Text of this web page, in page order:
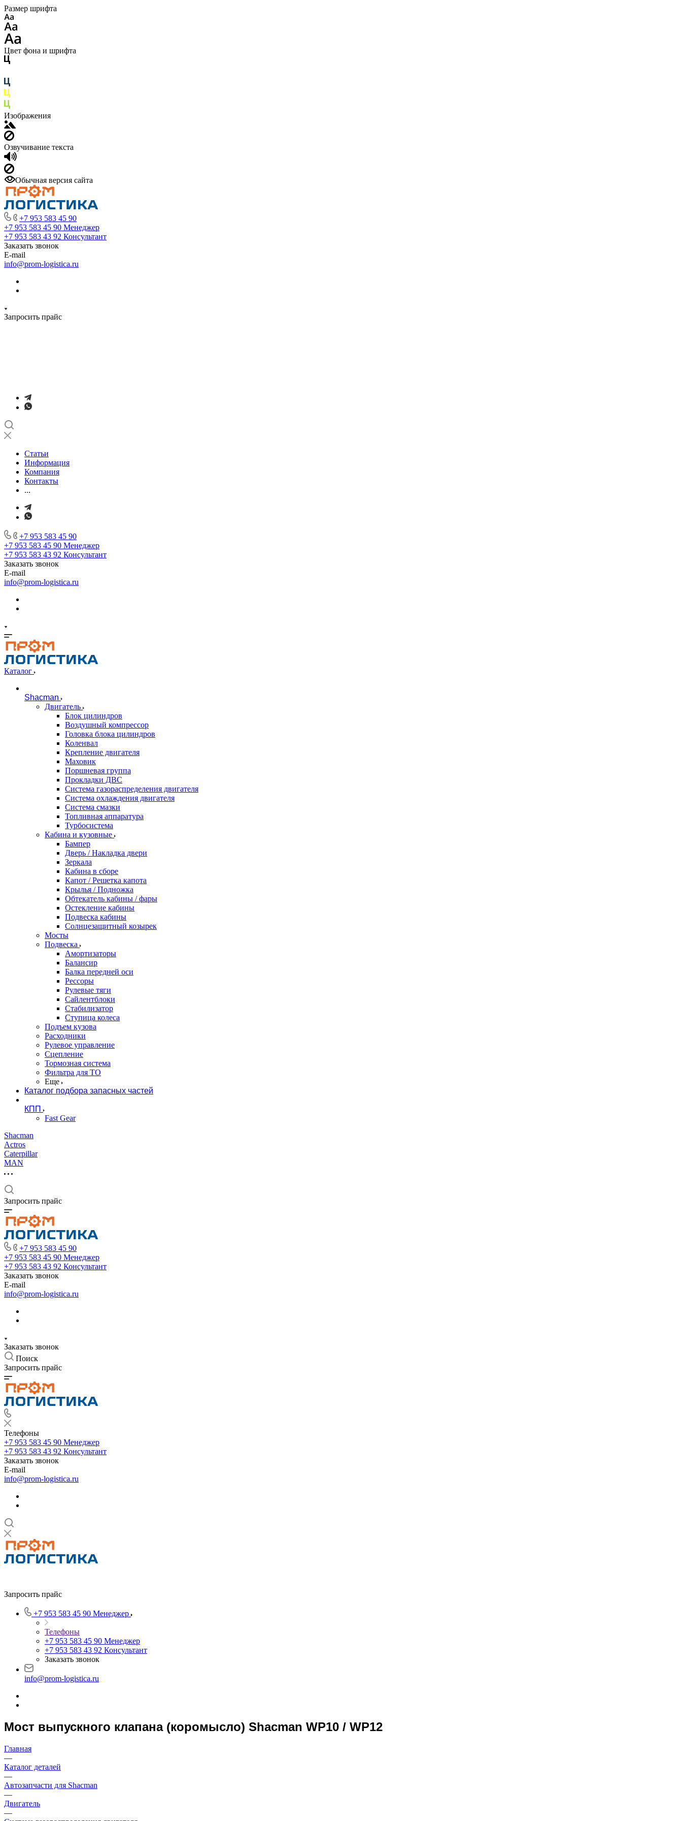
Размер шрифта
Цвет фона и шрифта
Изображения
Озвучивание текста
Обычная версия сайта
+7 953 583 45 90
+7 953 583 45 90 Менеджер
+7 953 583 43 92 Консультант
Заказать звонок
E-mail
info@prom-logistica.ru
Запросить прайс
Статьи
Информация
Компания
Контакты
...
+7 953 583 45 90
+7 953 583 45 90 Менеджер
+7 953 583 43 92 Консультант
Заказать звонок
E-mail
info@prom-logistica.ru
Каталог
Shacman
Двигатель
Блок цилиндров
Воздушный компрессор
Головка блока цилиндров
Коленвал
Крепление двигателя
Маховик
Поршневая группа
Прокладки ДВС
Система газораспределения двигателя
Система охлаждения двигателя
Система смазки
Топливная аппаратура
Турбосистема
Кабина и кузовные
Бампер
Дверь / Накладка двери
Зеркала
Кабина в сборе
Капот / Решетка капота
Крылья / Подножка
Обтекатель кабины / фары
Остекление кабины
Подвеска кабины
Солнцезащитный козырек
Мосты
Подвеска
Амортизаторы
Балансир
Балка передней оси
Рессоры
Рулевые тяги
Сайлентблоки
Стабилизатор
Ступица колеса
Подъем кузова
Расходники
Рулевое управление
Сцепление
Тормозная система
Фильтра для ТО
Еще
Каталог подбора запасных частей
КПП
Fast Gear
Shacman
Actros
Caterpillar
MAN
Запросить прайс
+7 953 583 45 90
+7 953 583 45 90 Менеджер
+7 953 583 43 92 Консультант
Заказать звонок
E-mail
info@prom-logistica.ru
Заказать звонок
Поиск
Запросить прайс
Телефоны
+7 953 583 45 90 Менеджер
+7 953 583 43 92 Консультант
Заказать звонок
E-mail
info@prom-logistica.ru
Запросить прайс
+7 953 583 45 90 Менеджер
Телефоны
+7 953 583 45 90 Менеджер
+7 953 583 43 92 Консультант
Заказать звонок
info@prom-logistica.ru
Мост выпускного клапана (коромысло) Shacman WP10 / WP12
Главная
—
Каталог деталей
—
Автозапчасти для Shacman
—
Двигатель
—